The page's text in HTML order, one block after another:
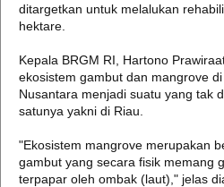
ditargetkan untuk melalukan
hektare.
Kepala BRGM RI, Hartono
ekosistem gambut dan mangrove
Nusantara menjadi suatu yang tak
satunya yakni di Riau.
"Ekosistem mangrove merupakan
gambut yang secara fisik memang
terpapar oleh ombak (laut)," jelas